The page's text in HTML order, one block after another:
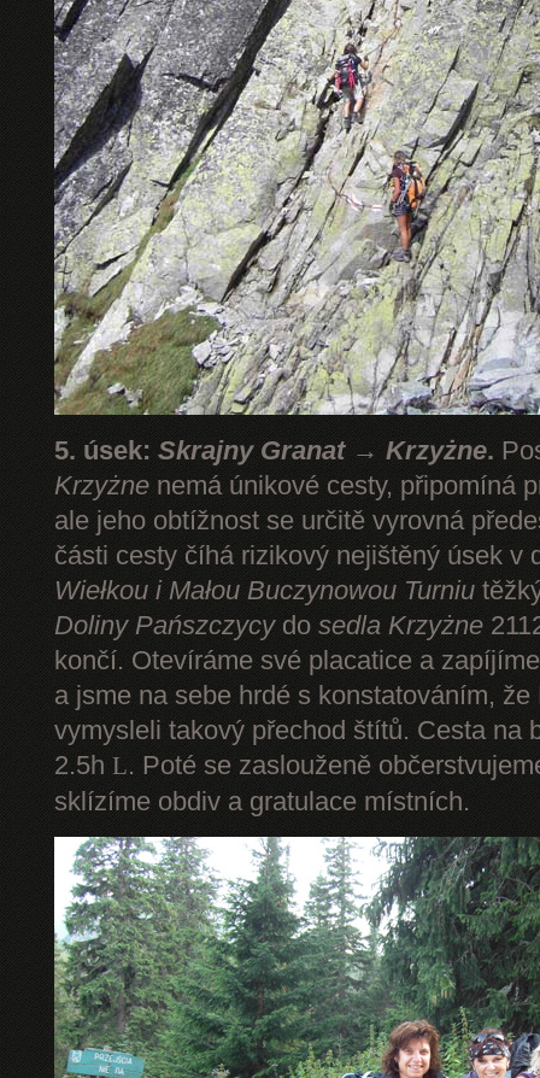
5. úsek: Skrajny Granat → Krzyżne.
Krzyżne nemá únikové cesty, připomíná
ale jeho obtížnost se určitě vyrovná
části cesty číhá rizikový nejištěný úsek v
Wiełkou i Małou Buczynowou Turniu
Doliny Pańszczycydo sedla Krzyżne
končí. Otevíráme své placatice a
a jsme na sebe hrdé s konstatováním,
vymysleli takový přechod štítů. Cesta na
2.5h L. Poté se zaslouženě
sklízíme obdiv a gratulace místních.